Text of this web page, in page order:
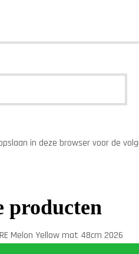
in deze browser voor de
producten